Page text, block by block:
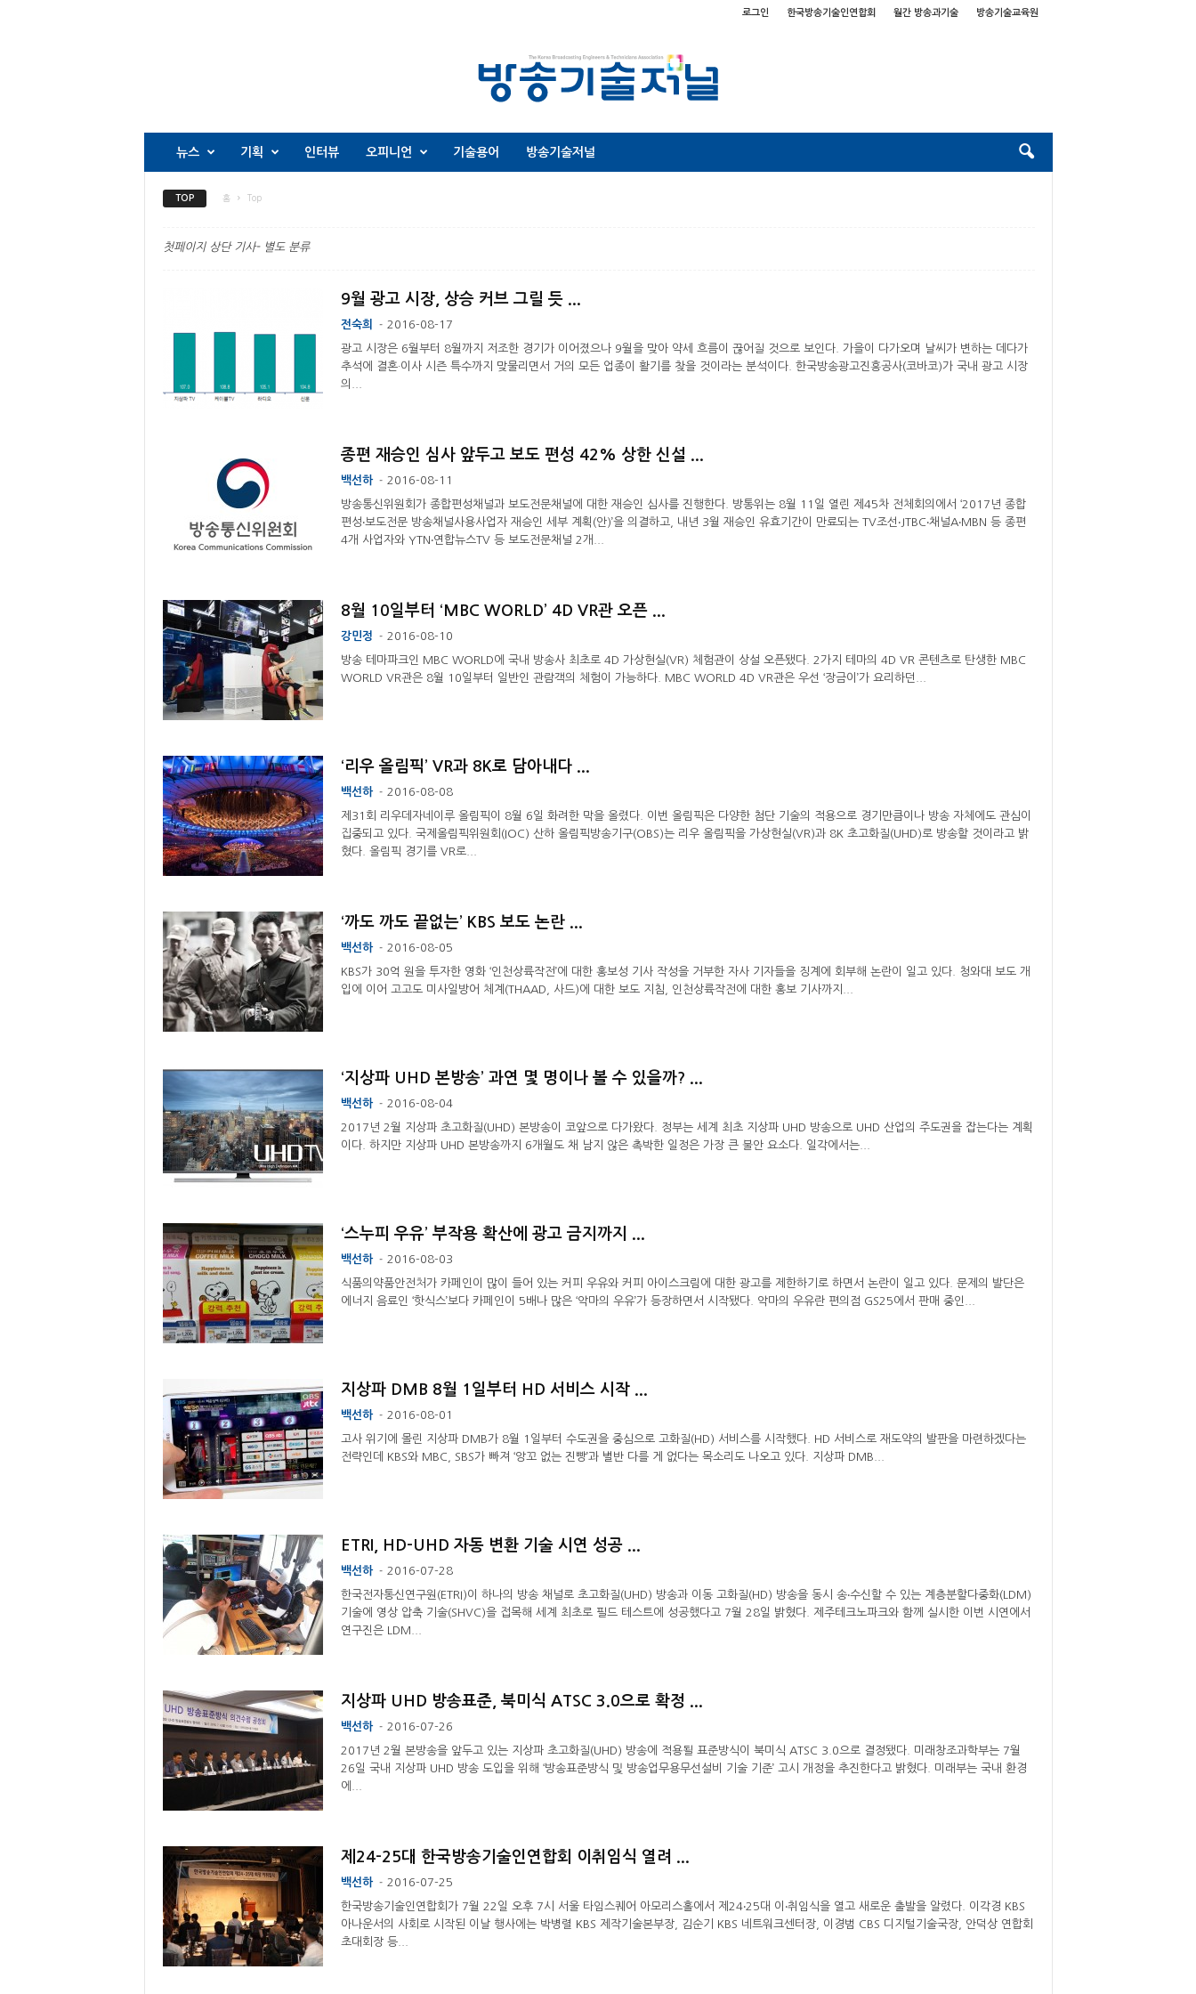
로그인 한국방송기술인연합회 월간 방송과기술 방송기술교육원
뉴스 기획 인터뷰 오피니언 기술용어 방송기술저널
TOP 홈 Top
첫페이지 상단 기사- 별도 분류
9월 광고 시장, 상승 커브 그릴 듯 ...
전숙희 - 2016-08-17
광고 시장은 6월부터 8월까지 저조한 경기가 이어졌으나 9월을 맞아 약세 흐름이 끊어질 것으로 보인다. 가을이 다가오며 날씨가 변하는 데다가
추석에 결혼·이사 시즌 특수까지 맞물리면서 거의 모든 업종이 활기를 찾을 것이라는 분석이다. 한국방송광고진흥공사(코바코)가 국내 광고 시장
의...
종편 재승인 심사 앞두고 보도 편성 42% 상한 신설 ...
백선하 - 2016-08-11
방송통신위원회가 종합편성채널과 보도전문채널에 대한 재승인 심사를 진행한다. 방통위는 8월 11일 열린 제45차 전체회의에서 ‘2017년 종합
편성‧보도전문 방송채널사용사업자 재승인 세부 계획(안)’을 의결하고, 내년 3월 재승인 유효기간이 만료되는 TV조선‧JTBC‧채널A‧MBN 등 종편
4개 사업자와 YTN‧연합뉴스TV 등 보도전문채널 2개...
8월 10일부터 ‘MBC WORLD’ 4D VR관 오픈 ...
강민정 - 2016-08-10
방송 테마파크인 MBC WORLD에 국내 방송사 최초로 4D 가상현실(VR) 체험관이 상설 오픈됐다. 2가지 테마의 4D VR 콘텐츠로 탄생한 MBC
WORLD VR관은 8월 10일부터 일반인 관람객의 체험이 가능하다. MBC WORLD 4D VR관은 우선 ‘장금이’가 요리하던...
‘리우 올림픽’ VR과 8K로 담아내다 ...
백선하 - 2016-08-08
제31회 리우데자네이루 올림픽이 8월 6일 화려한 막을 올렸다. 이번 올림픽은 다양한 첨단 기술의 적용으로 경기만큼이나 방송 자체에도 관심이
집중되고 있다. 국제올림픽위원회(IOC) 산하 올림픽방송기구(OBS)는 리우 올림픽을 가상현실(VR)과 8K 초고화질(UHD)로 방송할 것이라고 밝
혔다. 올림픽 경기를 VR로...
‘까도 까도 끝없는’ KBS 보도 논란 ...
백선하 - 2016-08-05
KBS가 30억 원을 투자한 영화 ‘인천상륙작전’에 대한 홍보성 기사 작성을 거부한 자사 기자들을 징계에 회부해 논란이 일고 있다. 청와대 보도 개
입에 이어 고고도 미사일방어 체계(THAAD, 사드)에 대한 보도 지침, 인천상륙작전에 대한 홍보 기사까지...
‘지상파 UHD 본방송’ 과연 몇 명이나 볼 수 있을까? ...
백선하 - 2016-08-04
2017년 2월 지상파 초고화질(UHD) 본방송이 코앞으로 다가왔다. 정부는 세계 최초 지상파 UHD 방송으로 UHD 산업의 주도권을 잡는다는 계획
이다. 하지만 지상파 UHD 본방송까지 6개월도 채 남지 않은 촉박한 일정은 가장 큰 불안 요소다. 일각에서는...
‘스누피 우유’ 부작용 확산에 광고 금지까지 ...
백선하 - 2016-08-03
식품의약품안전처가 카페인이 많이 들어 있는 커피 우유와 커피 아이스크림에 대한 광고를 제한하기로 하면서 논란이 일고 있다. 문제의 발단은
에너지 음료인 ‘핫식스’보다 카페인이 5배나 많은 ‘악마의 우유’가 등장하면서 시작됐다. 악마의 우유란 편의점 GS25에서 판매 중인...
지상파 DMB 8월 1일부터 HD 서비스 시작 ...
백선하 - 2016-08-01
고사 위기에 몰린 지상파 DMB가 8월 1일부터 수도권을 중심으로 고화질(HD) 서비스를 시작했다. HD 서비스로 재도약의 발판을 마련하겠다는
전략인데 KBS와 MBC, SBS가 빠져 ‘앙꼬 없는 진빵’과 별반 다를 게 없다는 목소리도 나오고 있다. 지상파 DMB...
ETRI, HD-UHD 자동 변환 기술 시연 성공 ...
백선하 - 2016-07-28
한국전자통신연구원(ETRI)이 하나의 방송 채널로 초고화질(UHD) 방송과 이동 고화질(HD) 방송을 동시 송‧수신할 수 있는 계층분할다중화(LDM)
기술에 영상 압축 기술(SHVC)을 접목해 세계 최초로 필드 테스트에 성공했다고 7월 28일 밝혔다. 제주테크노파크와 함께 실시한 이번 시연에서
연구진은 LDM...
지상파 UHD 방송표준, 북미식 ATSC 3.0으로 확정 ...
백선하 - 2016-07-26
2017년 2월 본방송을 앞두고 있는 지상파 초고화질(UHD) 방송에 적용될 표준방식이 북미식 ATSC 3.0으로 결정됐다. 미래창조과학부는 7월
26일 국내 지상파 UHD 방송 도입을 위해 ‘방송표준방식 및 방송업무용무선설비 기술 기준’ 고시 개정을 추진한다고 밝혔다. 미래부는 국내 환경
에...
제24-25대 한국방송기술인연합회 이취임식 열려 ...
백선하 - 2016-07-25
한국방송기술인연합회가 7월 22일 오후 7시 서울 타임스퀘어 아모리스홀에서 제24‧25대 이‧취임식을 열고 새로운 출발을 알렸다. 이각경 KBS
아나운서의 사회로 시작된 이날 행사에는 박병렬 KBS 제작기술본부장, 김순기 KBS 네트워크센터장, 이경범 CBS 디지털기술국장, 안덕상 연합회
초대회장 등...